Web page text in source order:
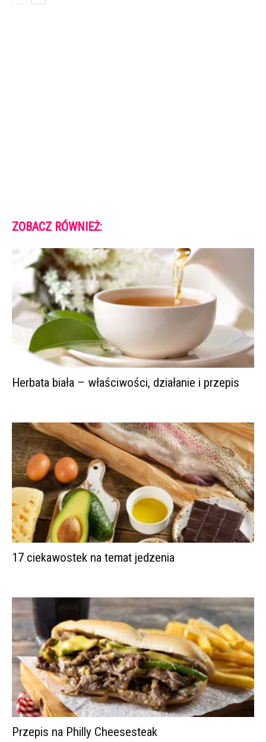
ZOBACZ RÓWNIEŻ:
Herbata biała – właściwości, działanie i przepis
17 ciekawostek na temat jedzenia
Przepis na Philly Cheesesteak